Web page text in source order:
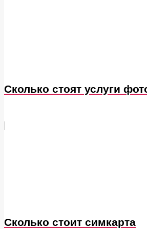
Сколько стоят услуги
Сколько стоит симкарта